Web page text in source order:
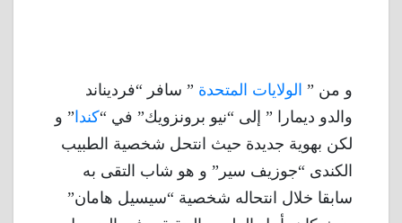
و من ” الولايات المتحدة ” سافر “فرديناند
والدو ديمارا ” إلى “نيو برونزويك” في “كندا” و
لكن بهوية جديدة حيث انتحل شخصية الطبيب
الكندى “جوزيف سير” و هو شاب التقى به
سابقا خلال انتحاله شخصية “سيسيل هامان”